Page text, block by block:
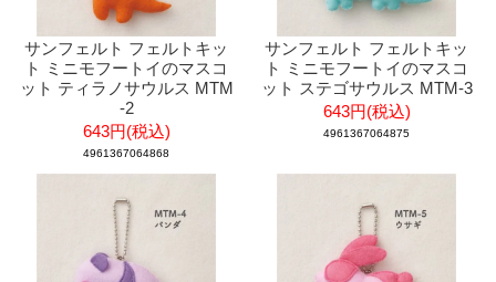
サンフェルト フェルトキッ
ト ミニモフートイのマスコ
ット ティラノサウルス MTM
-2
643円(税込)
4961367064868
サンフェルト フェルトキッ
ト ミニモフートイのマスコ
ット ステゴサウルス MTM-3
643円(税込)
4961367064875